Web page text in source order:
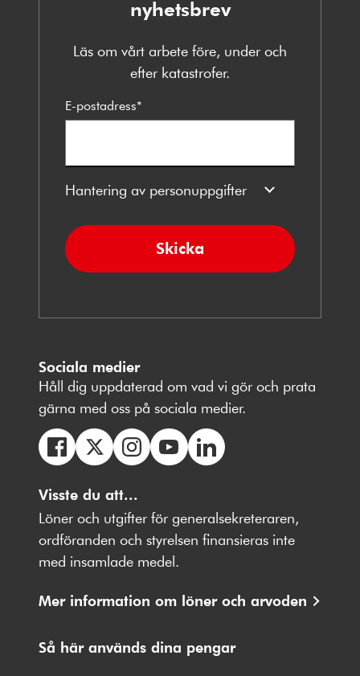
nyhetsbrev
Läs om vårt arbete före, under och
efter katastrofer.
E-postadress*
Hantering av personuppgifter
Skicka
Sociala medier
Håll dig uppdaterad om vad vi gör och prata
gärna med oss på sociala medier.
oss
på
Facebbok
oss
på
oss
på
Instagram
på
Youtube
på
LinkedIn
Visste du att...
Löner och utgifter för generalsekreteraren,
ordföranden och styrelsen finansieras inte
med insamlade medel.
Mer information om löner och arvoden
Så här används dina pengar